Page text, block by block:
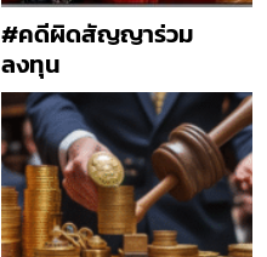
#คดีผิดสัญญาร่วม
ลงทุน